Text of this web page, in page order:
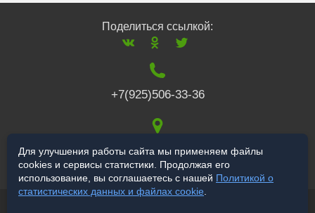
Поделиться ссылкой:
+7(925)506-33-36
117519,г. Москва,
Варшавское ш., 132
Для улучшения работы сайта мы применяем файлы
cookies и сервисы статистики. Продолжая его
использование, вы соглашаетесь с нашей Политикой о
статистических данных и файлах cookie